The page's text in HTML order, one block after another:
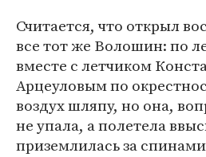
Считается, что открыл
все тот же Волошин: по
вместе с летчиком
Арцеуловым по
воздух шляпу, но она,
не упала, а полетела
приземлилась за